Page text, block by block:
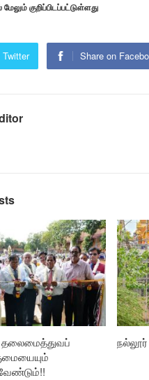
குறிப்பிடப்பட்டுள்ளது
Share on
நல்லூர்